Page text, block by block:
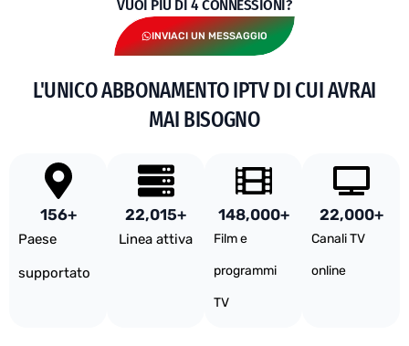
VUOI PIÙ DI 4 CONNESSIONI?
INVIACI UN MESSAGGIO
L'UNICO ABBONAMENTO IPTV DI CUI AVRAI
MAI BISOGNO
Paese
supportato
156+
Linea attiva
22,015+
Film e
programmi
TV
148,000+
Canali TV
online
22,000+